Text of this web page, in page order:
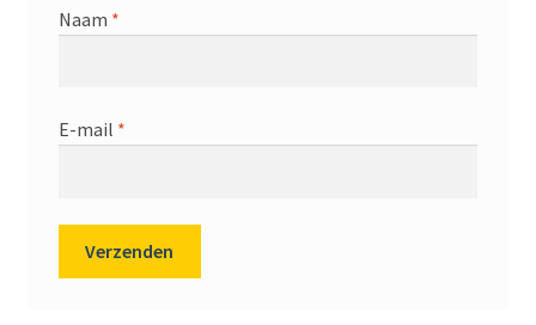
Naam *
E-mail *